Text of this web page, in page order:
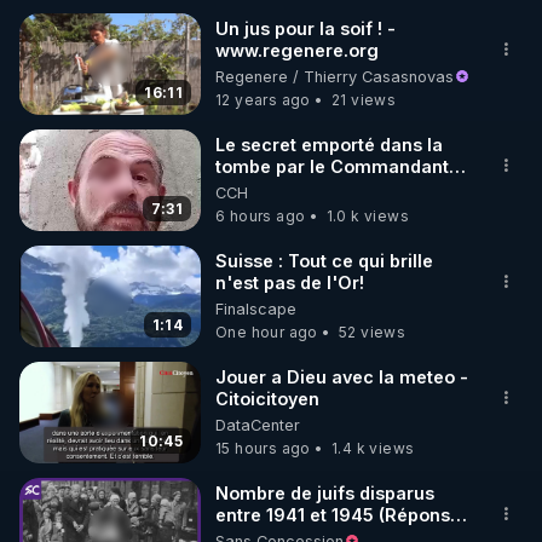
🌱 INSTAGRAM
https://www.instagram.com/rdlr_thierrycasasnovas/
http://rgnr.li/instagram
🌱 LA NEWSLETTER
Pour ne pas rater l’actualité RGNR (stages,
http://rgnr.li/news
🌱 VIDÉOS NON CENSURÉES SUR ODYSEE
Toutes les vidéos Youtube sont aussi sur la
http://rgnr.li/odysee
🌱 LES STAGES EN PRÉSENTIEL
16:11
Un jus pour la soif ! -
www.regenere.org
Regenere / Thierry Casasnovas
12 years ago
21 views
7:31
Le secret emporté dans la
tombe par le Commandant
Cousteau le 25 juin 1997
CCH
6 hours ago
1.0 k views
1:14
Suisse : Tout ce qui brille
n'est pas de l'Or!
Finalscape
One hour ago
52 views
10:45
Jouer a Dieu avec la meteo -
Citoicitoyen
DataCenter
15 hours ago
1.4 k views
Nombre de juifs disparus
entre 1941 et 1945 (Réponse
à mes accusateurs)